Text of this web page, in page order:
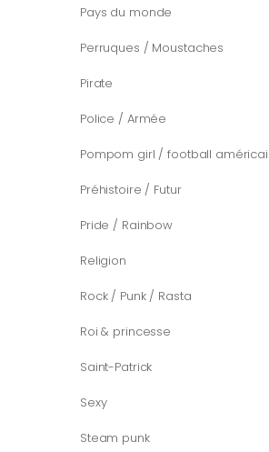
Pays du monde
Perruques / Moustaches
Pirate
Police / Armée
Pompom girl / football
Préhistoire / Futur
Pride / Rainbow
Religion
Rock / Punk / Rasta
Roi & princesse
Saint-Patrick
Sexy
Steam punk